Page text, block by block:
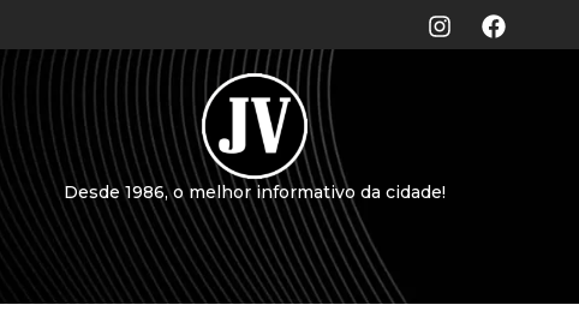
Desde 1986, o melhor informativo da cidade!